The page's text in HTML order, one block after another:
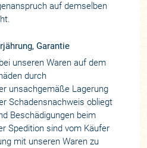
auf demselben
Garantie
unseren Waren auf dem
durch
unsachgemäße Lagerung
Schadensnachweis obliegt
Beschädigungen beim
Spedition sind vom Käufer
mit unseren Waren zu